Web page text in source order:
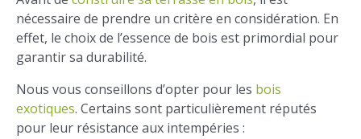
nécessaire de prendre un critère en considération. En
effet, le choix de l’essence de bois est primordial pour
garantir sa durabilité.
Nous vous conseillons d’opter pour les bois
exotiques. Certains sont particulièrement réputés
pour leur résistance aux intempéries :